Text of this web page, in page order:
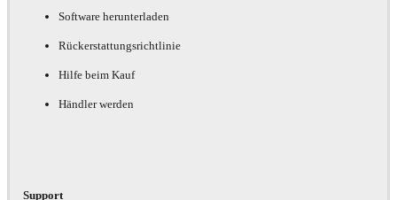
Software herunterladen
Rückerstattungsrichtlinie
Hilfe beim Kauf
Händler werden
Support